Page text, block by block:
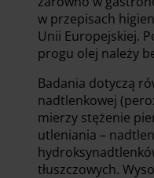
w przepisach
Unii Europejskiej.
progu olej należy
Badania dotyczą
nadtlenkowej
mierzy stężenie
utleniania –
tłuszczowych.